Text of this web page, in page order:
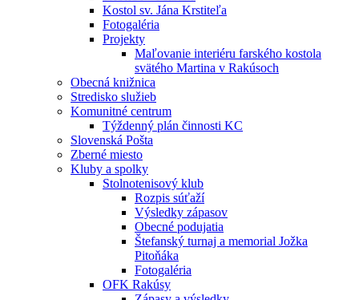
Kostol sv. Jána Krstiteľa
Fotogaléria
Projekty
Maľovanie interiéru farského kostola
svätého Martina v Rakúsoch
Obecná knižnica
Stredisko služieb
Komunitné centrum
Týždenný plán činnosti KC
Slovenská Pošta
Zberné miesto
Kluby a spolky
Stolnotenisový klub
Rozpis súťaží
Výsledky zápasov
Obecné podujatia
Štefanský turnaj a memorial Jožka
Pitoňáka
Fotogaléria
OFK Rakúsy